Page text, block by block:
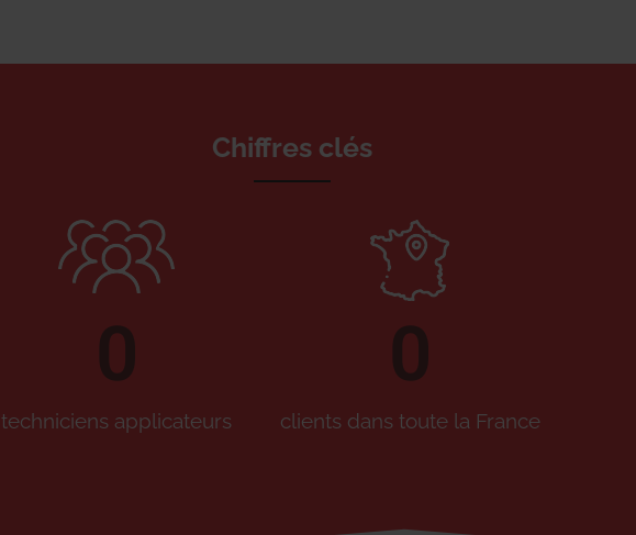
Chiffres clés
techniciens applicateurs
0
clients dans toute la France
0